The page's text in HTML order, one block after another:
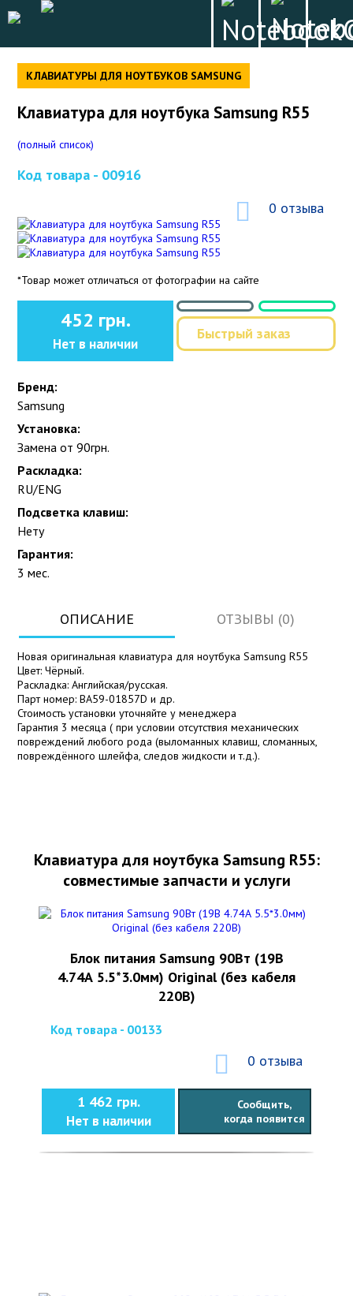
КЛАВИАТУРЫ ДЛЯ НОУТБУКОВ SAMSUNG
Клавиатура для ноутбука Samsung R55
(полный список)
Код товара - 00916
0 отзыва
*Товар может отличаться от фотографии на сайте
452 грн.
Нет в наличии
Быстрый заказ
Бренд:
Samsung
Установка:
Замена от 90грн.
Раскладка:
RU/ENG
Подсветка клавиш:
Нету
Гарантия:
3 мес.
ОПИСАНИЕ ОТЗЫВЫ (0)
Новая оригинальная клавиатура для ноутбука Samsung R55
Цвет: Чёрный.
Раскладка: Английская/русская.
Парт номер: BA59-01857D и др.
Стоимость установки уточняйте у менеджера
Гарантия 3 месяца ( при условии отсутствия механических
повреждений любого рода (выломанных клавиш, сломанных,
повреждённого шлейфа, следов жидкости и т.д.).
Клавиатура для ноутбука Samsung R55:
совместимые запчасти и услуги
Блок питания Samsung 90Вт (19В
4.74А 5.5*3.0мм) Original (без кабеля
220В)
Код товара - 00133
0 отзыва
1 462 грн.
Нет в наличии
Сообщить,
когда появится